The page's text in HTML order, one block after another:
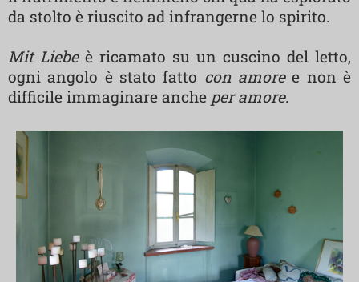
da stolto è riuscito ad infrangerne lo spirito.
Mit Liebeè ricamato su un cuscino del letto,
ogni angolo è stato fatto con amoree non è
difficile immaginare anche per amore.